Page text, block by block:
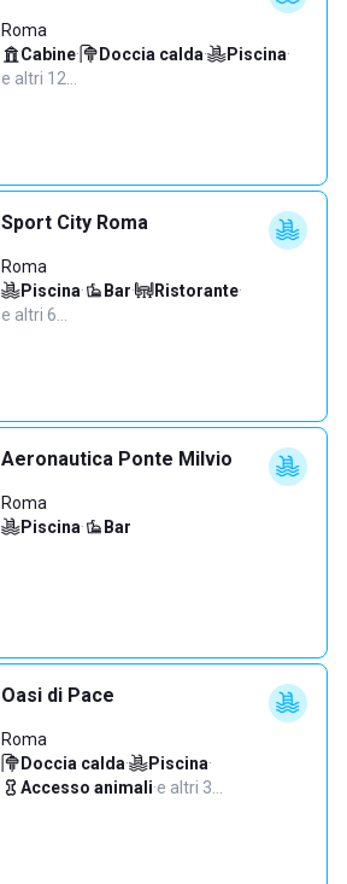
Roma
Cabine· Doccia calda· Piscina·
e altri 12…
Sport City Roma
Roma
Piscina· Bar· Ristorante·
e altri 6…
Aeronautica Ponte Milvio
Roma
Piscina· Bar
Oasi di Pace
Roma
Doccia calda· Piscina·
Accesso animali·e altri 3…